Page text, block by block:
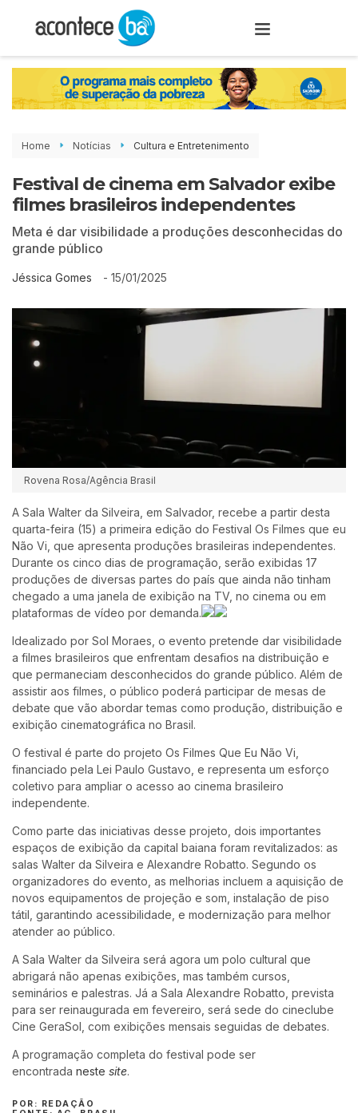
Home Notícias Cultura e Entretenimento
Festival de cinema em Salvador exibe
filmes brasileiros independentes
Meta é dar visibilidade a produções desconhecidas do
grande público
Jéssica Gomes - 15/01/2025
Rovena Rosa/Agência Brasil
A Sala Walter da Silveira, em Salvador, recebe a partir desta
quarta-feira (15) a primeira edição do Festival Os Filmes que eu
Não Vi, que apresenta produções brasileiras independentes.
Durante os cinco dias de programação, serão exibidas 17
produções de diversas partes do país que ainda não tinham
chegado a uma janela de exibição na TV, no cinema ou em
plataformas de vídeo por demanda.
Idealizado por Sol Moraes, o evento pretende dar visibilidade
a filmes brasileiros que enfrentam desafios na distribuição e
que permaneciam desconhecidos do grande público. Além de
assistir aos filmes, o público poderá participar de mesas de
debate que vão abordar temas como produção, distribuição e
exibição cinematográfica no Brasil.
O festival é parte do projeto Os Filmes Que Eu Não Vi,
financiado pela Lei Paulo Gustavo, e representa um esforço
coletivo para ampliar o acesso ao cinema brasileiro
independente.
Como parte das iniciativas desse projeto, dois importantes
espaços de exibição da capital baiana foram revitalizados: as
salas Walter da Silveira e Alexandre Robatto. Segundo os
organizadores do evento, as melhorias incluem a aquisição de
novos equipamentos de projeção e som, instalação de piso
tátil, garantindo acessibilidade, e modernização para melhor
atender ao público.
A Sala Walter da Silveira será agora um polo cultural que
abrigará não apenas exibições, mas também cursos,
seminários e palestras. Já a Sala Alexandre Robatto, prevista
para ser reinaugurada em fevereiro, será sede do cineclube
Cine GeraSol, com exibições mensais seguidas de debates.
A programação completa do festival pode ser
encontrada neste site.
POR: REDAÇÃO